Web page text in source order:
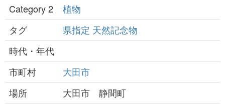
Category 2
植物
タグ
県指定 天然記念物
時代・年代
市町村
大田市
場所
大田市 静間町